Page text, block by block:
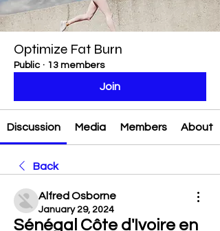
Optimize Fat Burn
Public · 13 members
Join
Discussion Media Members About
Back
Alfred Osborne
January 29, 2024
Sénégal Côte d'Ivoire en